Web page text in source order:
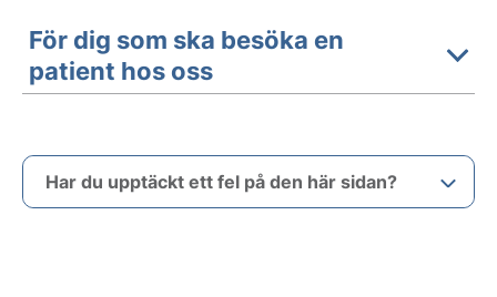
För dig som ska besöka en
patient hos oss
Har du upptäckt ett fel på den här sidan?